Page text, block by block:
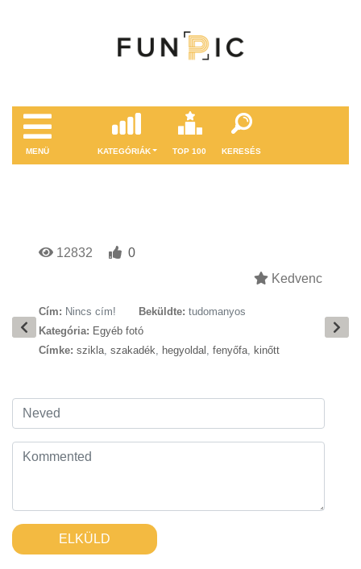
MENÜ KATEGÓRIÁK TOP 100 KERESÉS
12832
0
Kedvenc
Cím: Nincs cím! Beküldte: tudomanyos
Kategória: Egyéb fotó
Címke: szikla, szakadék, hegyoldal , fenyőfa, kinőtt
ELKÜLD